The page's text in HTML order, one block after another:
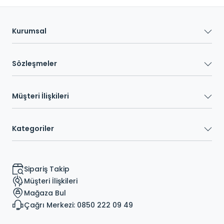
Kurumsal
Sözleşmeler
Müşteri İlişkileri
Kategoriler
Sipariş Takip
Müşteri İlişkileri
Mağaza Bul
Çağrı Merkezi: 0850 222 09 49